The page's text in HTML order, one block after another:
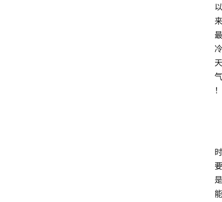
以
来
最
冷
天
气
！
时
要
是
能